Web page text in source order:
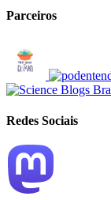
Parceiros
Redes Sociais